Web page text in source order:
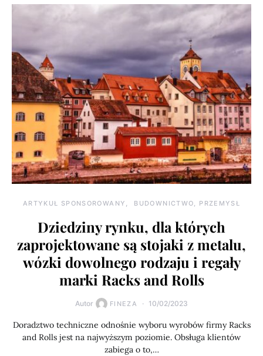
ARTYKUŁ SPONSOROWANY BUDOWNICTWO, PRZEMYSŁ
Dziedziny rynku, dla których
zaprojektowane są stojaki z metalu,
wózki dowolnego rodzaju i regały
marki Racks and Rolls
Autor FINEZA 10/02/2023
Doradztwo techniczne odnośnie wyboru wyrobów firmy Racks
and Rolls jest na najwyższym poziomie. Obsługa klientów
zabiega o to,…